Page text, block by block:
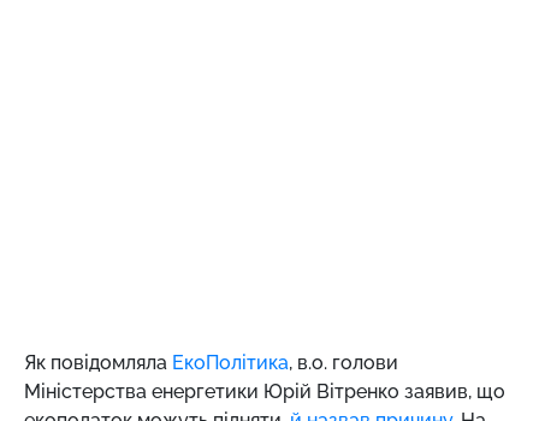
Як повідомляла ЕкоПолітика, в.о. голови
Міністерства енергетики Юрій Вітренко заявив, що